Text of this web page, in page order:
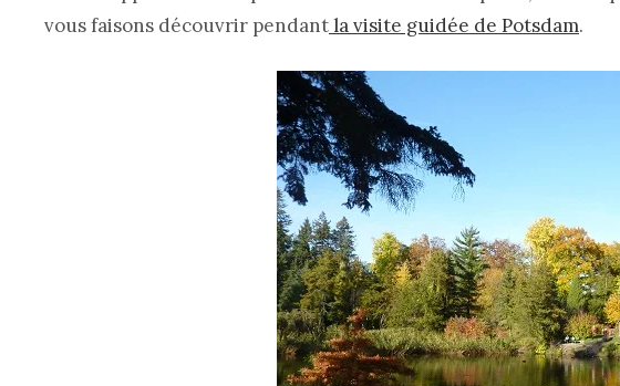
vous faisons découvrir pendantla visite guidée de Potsdam.